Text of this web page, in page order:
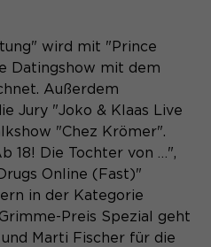
wird mit "Prince
Datingshow mit dem
Außerdem
Jury "Joko & Klaas Live
"Chez Krömer".
18! Die Tochter von …",
Online (Fast)"
in der Kategorie
Preis Spezial geht
Marti Fischer für die